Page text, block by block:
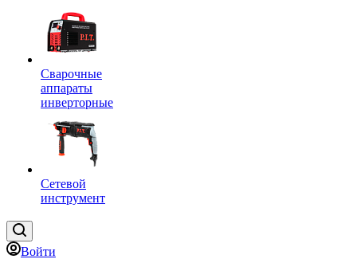
Сварочные
аппараты
инверторные
Сетевой
инструмент
Войти